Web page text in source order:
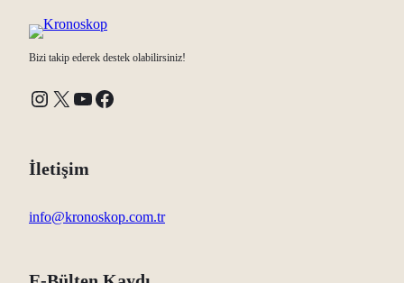
Bizi takip ederek destek olabilirsiniz!
Instagram X YouTube Facebook
İletişim
info@kronoskop.com.tr